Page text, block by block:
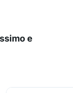
e